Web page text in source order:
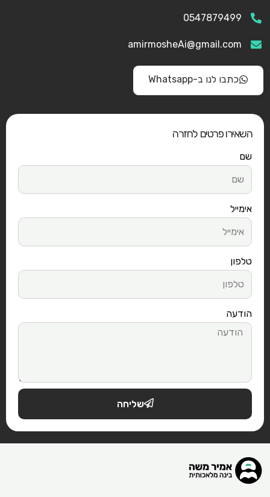
0547879499
amirmosheAi@gmail.com
כתבו לנו ב-Whatsapp
השאירו פרטים לחזרה
שם
אימייל
טלפון
הודעה
שליחה